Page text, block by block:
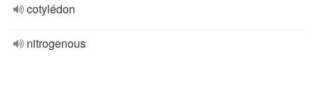
cotylédon
nitrogenous